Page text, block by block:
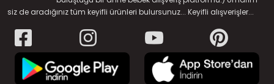
siz de aradığınız tüm keyifli ürünleri bulursunuz... Keyifli alışverişler...